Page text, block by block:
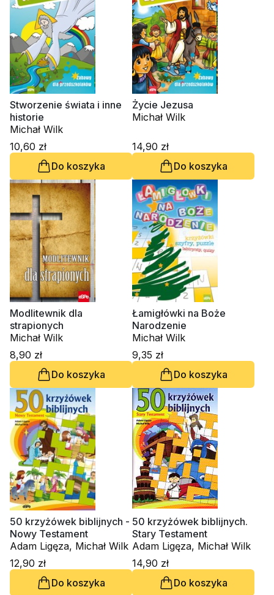
Stworzenie świata i inne
historie
Michał Wilk
10,60 zł
Do koszyka
Życie Jezusa
Michał Wilk
14,90 zł
Do koszyka
Modlitewnik dla
strapionych
Michał Wilk
8,90 zł
Do koszyka
Łamigłówki na Boże
Narodzenie
Michał Wilk
9,35 zł
Do koszyka
50 krzyżówek biblijnych -
Nowy Testament
Adam Ligęza, Michał Wilk
12,90 zł
Do koszyka
50 krzyżówek biblijnych.
Stary Testament
Adam Ligęza, Michał Wilk
14,90 zł
Do koszyka